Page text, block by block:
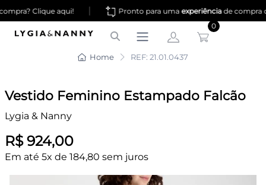
Clique aqui! Pronto para umaexperiênciade compra
0
Home REF: 21.01.0437
Vestido Feminino Estampado Falcão
Lygia & Nanny
R$ 924,00
Em até 5x de 184,80 sem juros